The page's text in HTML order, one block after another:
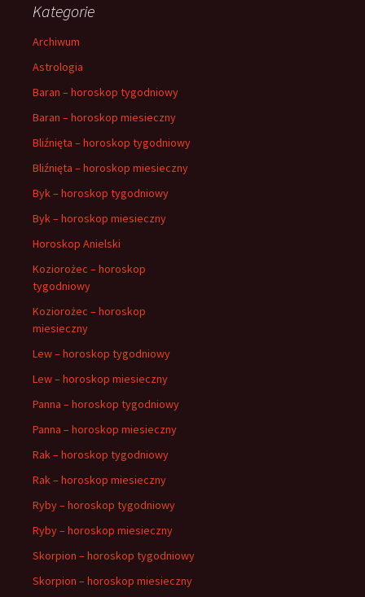
Kategorie
Archiwum
Astrologia
Baran – horoskop tygodniowy
Baran – horoskop miesieczny
Bliźnięta – horoskop tygodniowy
Bliźnięta – horoskop miesieczny
Byk – horoskop tygodniowy
Byk – horoskop miesieczny
Horoskop Anielski
Koziorożec – horoskop
tygodniowy
Koziorożec – horoskop
miesieczny
Lew – horoskop tygodniowy
Lew – horoskop miesieczny
Panna – horoskop tygodniowy
Panna – horoskop miesieczny
Rak – horoskop tygodniowy
Rak – horoskop miesieczny
Ryby – horoskop tygodniowy
Ryby – horoskop miesieczny
Skorpion – horoskop tygodniowy
Skorpion – horoskop miesieczny